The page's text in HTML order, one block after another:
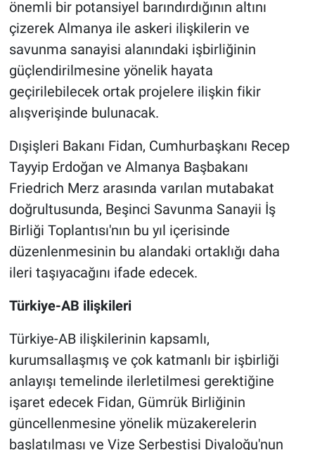
önemli bir potansiyel barındırdığının altını
çizerek Almanya ile askeri ilişkilerin ve
savunma sanayisi alanındaki işbirliğinin
güçlendirilmesine yönelik hayata
geçirilebilecek ortak projelere ilişkin fikir
alışverişinde bulunacak.
Dışişleri Bakanı Fidan, Cumhurbaşkanı Recep
Tayyip Erdoğan ve Almanya Başbakanı
Friedrich Merz arasında varılan mutabakat
doğrultusunda, Beşinci Savunma Sanayii İş
Birliği Toplantısı'nın bu yıl içerisinde
düzenlenmesinin bu alandaki ortaklığı daha
ileri taşıyacağını ifade edecek.
Türkiye-AB ilişkileri
Türkiye-AB ilişkilerinin kapsamlı,
kurumsallaşmış ve çok katmanlı bir işbirliği
anlayışı temelinde ilerletilmesi gerektiğine
işaret edecek Fidan, Gümrük Birliğinin
güncellenmesine yönelik müzakerelerin
başlatılması ve Vize Serbestisi Diyaloğu'nun